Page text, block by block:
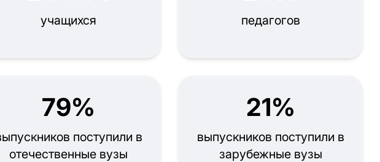
учащихся педагогов
79%
поступили в
отечественные вузы
21%
выпускников поступили в
зарубежные вузы